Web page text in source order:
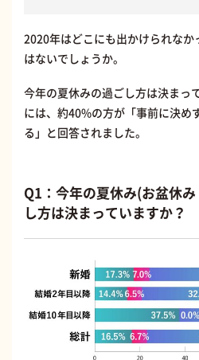
2020年はどこにも出かけられな
はないでしょうか。
今年の夏休みの過ごし方は決まっ
には、約40%の方が「事前に決め
る」と回答されました。
Q1：今年の夏休み(お盆休
し方は決まっていますか？